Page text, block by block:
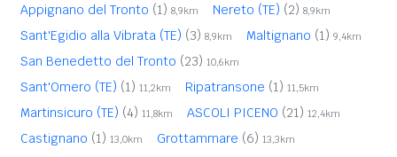
Appignano del Tronto (1) 8,9km Nereto (TE) (2) 8,9km
Sant'Egidio alla Vibrata (TE) (3) 8,9km Maltignano (1) 9,4km
San Benedetto del Tronto (23) 10,6km
Sant'Omero (TE) (1) 11,2km Ripatransone (1) 11,5km
Martinsicuro (TE) (4) 11,8km ASCOLI PICENO (21) 12,4km
Castignano (1) 13,0km Grottammare (6) 13,3km